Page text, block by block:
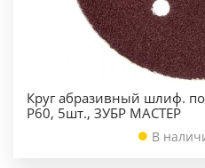
Круг абразивный шлиф.
Р60, 5шт., ЗУБР МАСТЕР
В